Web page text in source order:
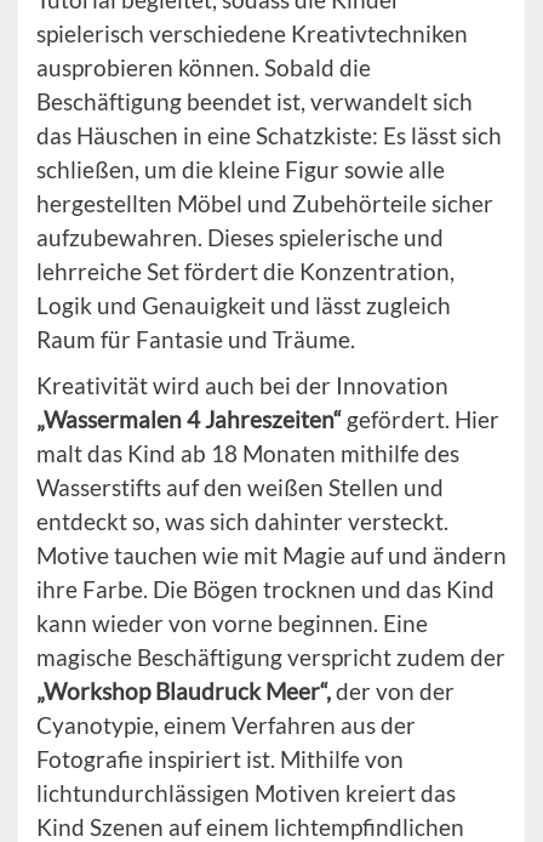
spielerisch verschiedene Kreativtechniken
ausprobieren können. Sobald die
Beschäftigung beendet ist, verwandelt sich
das Häuschen in eine Schatzkiste: Es lässt sich
schließen, um die kleine Figur sowie alle
hergestellten Möbel und Zubehörteile sicher
aufzubewahren. Dieses spielerische und
lehrreiche Set fördert die Konzentration,
Logik und Genauigkeit und lässt zugleich
Raum für Fantasie und Träume.
Kreativität wird auch bei der Innovation
„Wassermalen 4 Jahreszeiten“ gefördert. Hier
malt das Kind ab 18 Monaten mithilfe des
Wasserstifts auf den weißen Stellen und
entdeckt so, was sich dahinter versteckt.
Motive tauchen wie mit Magie auf und ändern
ihre Farbe. Die Bögen trocknen und das Kind
kann wieder von vorne beginnen. Eine
magische Beschäftigung verspricht zudem der
„Workshop Blaudruck Meer“,der von der
Cyanotypie, einem Verfahren aus der
Fotografie inspiriert ist. Mithilfe von
lichtundurchlässigen Motiven kreiert das
Kind Szenen auf einem lichtempfindlichen